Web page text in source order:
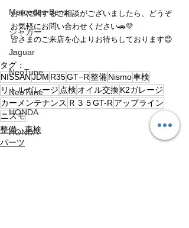
Mercedes-Benz
ジャガー
Jaguar
NeoTune
NeoTune
HONDA
HONDA
お車に関するご相談がございましたら、どうぞ
お気軽にお問い合わせください🚗💛
皆さまのご来店を心よりお待ちしております😊
✨
タグ：
NISSANJDM R35GT−R整備Nismo車検
リトルガレージ 点検 オイル交換K2ガレージ
カーメンテナンス Ｒ３５GT-Rアップライン
ニスモ
整備、車検
パーツ